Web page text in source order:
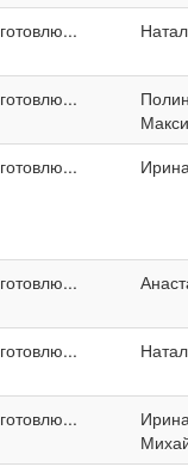
готовлю...
готовлю...
готовлю...
готовлю...
готовлю...
готовлю...